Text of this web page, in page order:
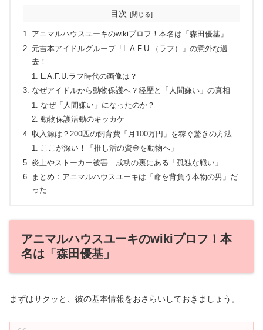
目次
アニマルハウスユーキのwikiプロフ！本名は「森田優基」
元吉本アイドルグループ「L.A.F.U.（ラフ）」の意外な過
去！
L.A.F.U.ラフ時代の画像は？
なぜアイドルから動物保護へ？経歴と「人間嫌い」の真相
なぜ「人間嫌い」になったのか？
動物保護活動のキッカケ
収入源は？200匹の飼育費「月100万円」を稼ぐ驚きの方法
ここが深い！「推し活の資金を動物へ」
炎上やストーカー被害…成功の裏にある「孤独な戦い」
まとめ：アニマルハウスユーキは「命を背負う本物の男」だ
った
アニマルハウスユーキのwikiプロフ！本
名は「森田優基」
まずはサクッと、彼の基本情報をおさらいしておきましょう。